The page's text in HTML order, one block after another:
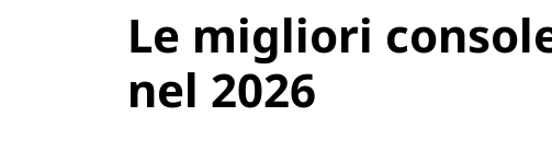
Le migliori
nel 2026